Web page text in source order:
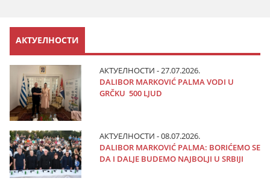
АКТУЕЛНОСТИ
АКТУЕЛНОСТИ - 27.07.2026.
DALIBOR MARKOVIĆ PALMA VODI U
GRČKU 500 LJUD
АКТУЕЛНОСТИ - 08.07.2026.
DALIBOR MARKOVIĆ PALMA: BORIĆEMO SE
DA I DALJE BUDEMO NAJBOLJI U SRBIJI